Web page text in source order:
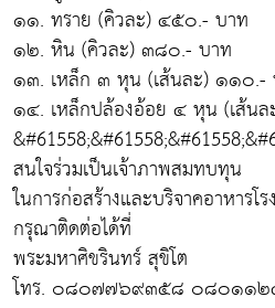
๑๑. ทราย (คิวละ) ๔๕๐.- บาท
๑๒. หิน (คิวละ) ๓๘๐.- บาท
๑๓. เหล็ก ๓ หุน (เส้นละ) ๑๑๐.-
๑๔. เหล็กปล้องอ้อย ๔ หุน (เส้น
สนใจร่วมเป็นเจ้าภาพสมทบทุน
ในการก่อสร้างและบริจาคอาหารโ
กรุณาติดต่อได้ที่
พระมหาศิขรินทร์ สุขิโต
โทร. ๐๘๐๗๗๖๙๓๕๘ ๐๘๐๑๑